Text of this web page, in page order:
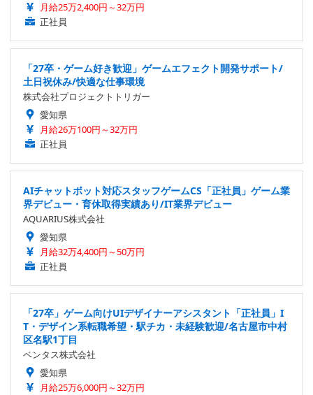
月給25万2,400円～32万円
正社員
「27卒・ゲーム好き歓迎」ゲームエフェクト開発サポート/
土日祝休み/快適な仕事環境
株式会社プロジェクトトリガー
愛知県
月給26万100円～32万円
正社員
AIチャットボット対応スタッフゲームCS「正社員」ゲーム業
界デビュー・育休取得実績あり/IT業界デビュー
AQUARIUS株式会社
愛知県
月給32万4,400円～50万円
正社員
「27卒」ゲーム向けUIデザイナーアシスタント「正社員」I
T・デザイン系転職希望・駅チカ・未経験歓迎/名古屋市中村
区名駅1丁目
ベンタス株式会社
愛知県
月給25万6,000円～32万円